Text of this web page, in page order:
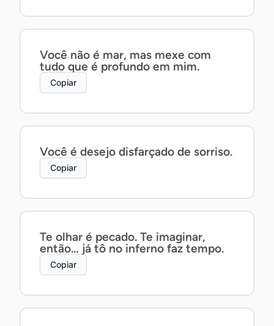
Você não é mar, mas mexe com
tudo que é profundo em mim.
Copiar
Você é desejo disfarçado de sorriso.
Copiar
Te olhar é pecado. Te imaginar,
então… já tô no inferno faz tempo.
Copiar